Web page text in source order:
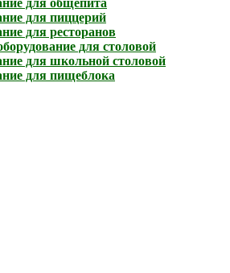
для общепита
для пиццерий
для ресторанов
для столовой
для школьной столовой
для пищеблока